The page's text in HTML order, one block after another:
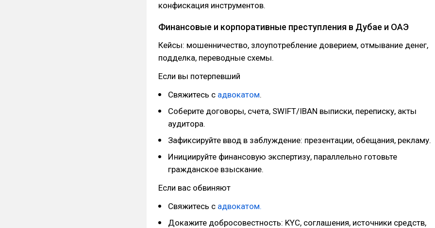
конфискация инструментов.
Финансовые и корпоративные преступления в Дубае и ОАЭ
Кейсы: мошенничество, злоупотребление доверием, отмывание денег,
подделка, переводные схемы.
Если вы потерпевший
Свяжитесь с адвокатом.
Соберите договоры, счета, SWIFT/IBAN выписки, переписку, акты
аудитора.
Зафиксируйте ввод в заблуждение: презентации, обещания, рекламу.
Инициируйте финансовую экспертизу, параллельно готовьте
гражданское взыскание.
Если вас обвиняют
Свяжитесь с адвокатом.
Докажите добросовестность: KYC, соглашения, источники средств,